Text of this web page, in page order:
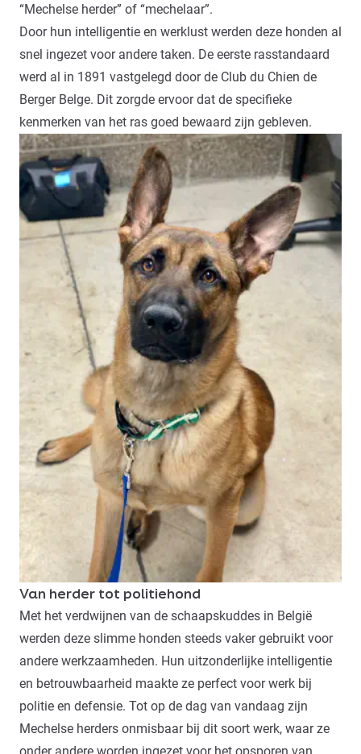
“Mechelse herder” of “mechelaar”.
Door hun intelligentie en werklust werden deze honden al
snel ingezet voor andere taken. De eerste rasstandaard
werd al in 1891 vastgelegd door de Club du Chien de
Berger Belge. Dit zorgde ervoor dat de specifieke
kenmerken van het ras goed bewaard zijn gebleven.
Van herder tot politiehond
Met het verdwijnen van de schaapskuddes in België
werden deze slimme honden steeds vaker gebruikt voor
andere werkzaamheden. Hun uitzonderlijke intelligentie
en betrouwbaarheid maakte ze perfect voor werk bij
politie en defensie. Tot op de dag van vandaag zijn
Mechelse herders onmisbaar bij dit soort werk, waar ze